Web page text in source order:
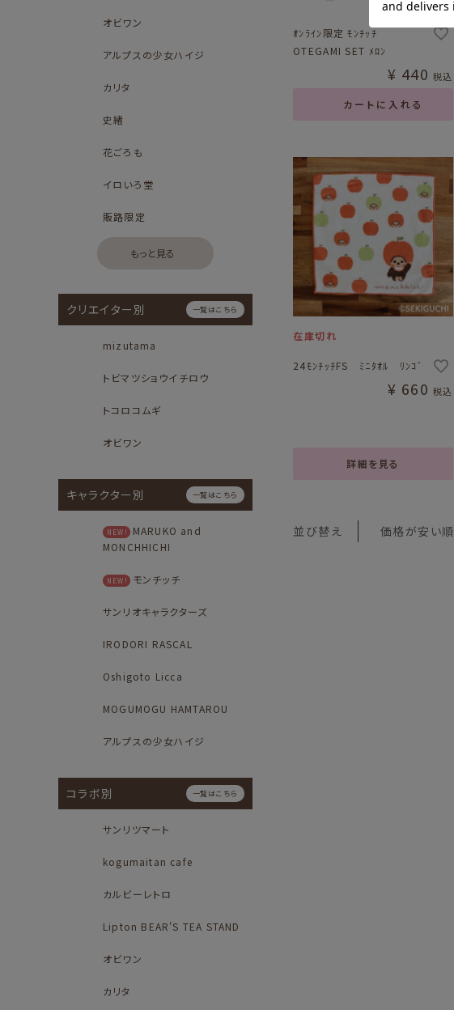
オビワン
アルプスの少女ハイジ
カリタ
史緒
花ごろも
イロいろ堂
販路限定
もっと見る
クリエイター別 一覧はこちら
mizutama
トビマツショウイチロウ
トコロコムギ
オビワン
キャラクター別 一覧はこちら
NEW!
MARUKO and
MONCHHICHI
NEW! モンチッチ
サンリオキャラクターズ
IRODORI RASCAL
Oshigoto Licca
MOGUMOGU HAMTAROU
アルプスの少女ハイジ
コラボ別 一覧はこちら
サンリツマート
kogumaitan cafe
カルビーレトロ
Lipton BEAR'S TEA STAND
オビワン
カリタ
ｵﾝﾗｲﾝ限定 ﾓﾝﾁｯﾁ
OTEGAMI SET ﾒﾛﾝ
カートに入れる
¥ 440 税込
在庫切れ
24ﾓﾝﾁｯﾁFS ﾐﾆﾀｵﾙ ﾘﾝｺﾞ
詳細を見る
¥ 660 税込
並び替え 価格が安い順